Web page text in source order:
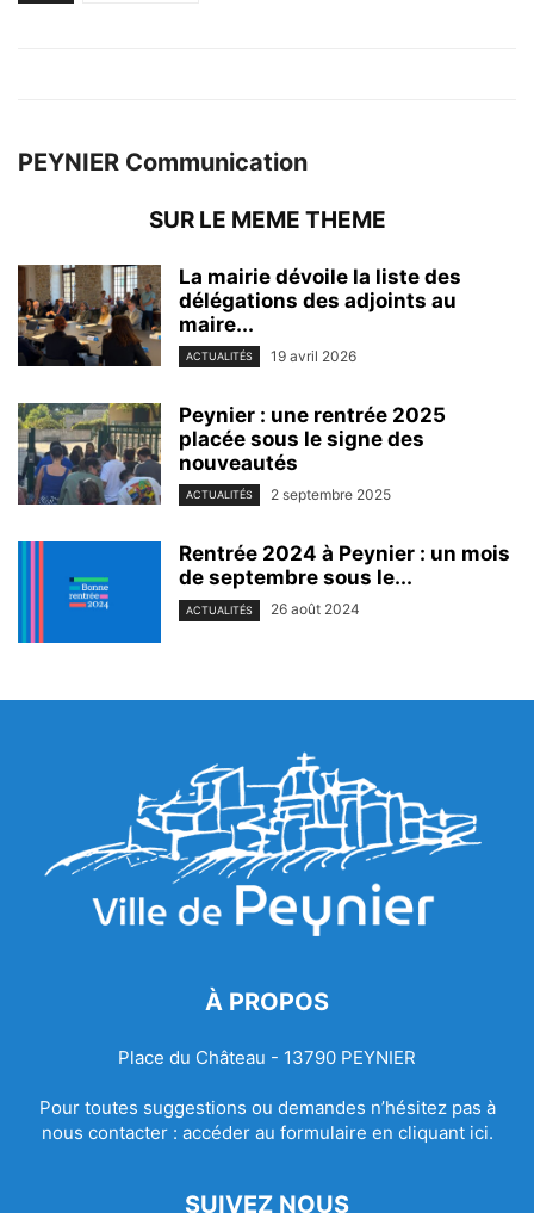
PEYNIER Communication
SUR LE MEME THEME
La mairie dévoile la liste des
délégations des adjoints au
maire...
ACTUALITÉS 19 avril 2026
Peynier : une rentrée 2025
placée sous le signe des
nouveautés
ACTUALITÉS 2 septembre 2025
Rentrée 2024 à Peynier : un mois
de septembre sous le...
ACTUALITÉS 26 août 2024
À PROPOS
Place du Château - 13790 PEYNIER
Pour toutes suggestions ou demandes n’hésitez pas à
nous contacter : accéder au formulaire en cliquant ici.
SUIVEZ NOUS